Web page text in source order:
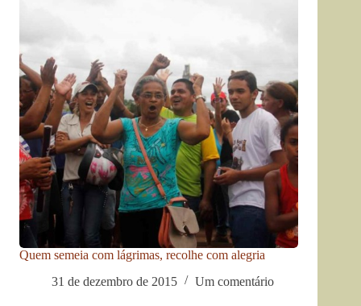
Quem semeia com lágrimas, recolhe com alegria
31 de dezembro de 2015
Um comentário